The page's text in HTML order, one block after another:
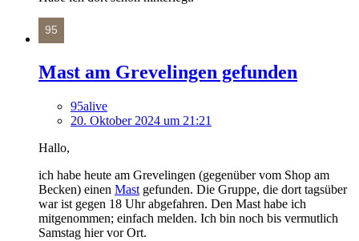
Mast am Grevelingen gefunden
95alive
20. Oktober 2024 um 21:21
Hallo,
ich habe heute am Grevelingen (gegenüber vom Shop am
Becken) einen Mast gefunden. Die Gruppe, die dort tagsüber
war ist gegen 18 Uhr abgefahren. Den Mast habe ich
mitgenommen; einfach melden. Ich bin noch bis vermutlich
Samstag hier vor Ort.